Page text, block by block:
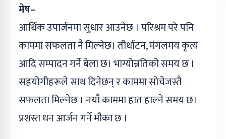
मेष–
आर्थिक उपार्जनमा सुधार आउनेछ । परिश्रम परे पनि
काममा सफलता नै मिल्नेछ। तीर्थाटन, मंगलमय कृत्य
आदि सम्पादन गर्ने बेला छ। भाग्योन्नतिको समय छ ।
सहयोगीहरूले साथ दिनेछन् र काममा सोचेजस्तै
सफलता मिल्नेछ । नयाँ काममा हात हाल्ने समय छ।
प्रशस्त धन आर्जन गर्ने मौका छ ।